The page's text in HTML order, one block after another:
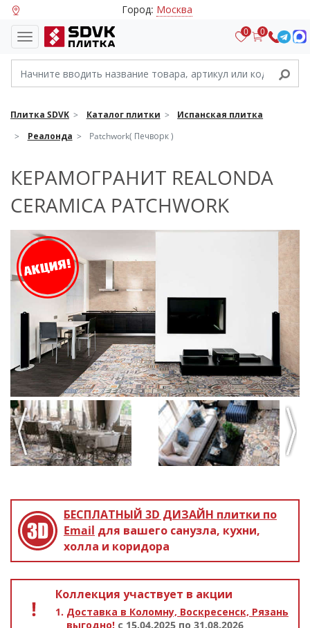
Город: Москва
0 0
Плитка SDVK Каталог плитки
Испанская плитка
Реалонда
Patchwork( Печворк )
КЕРАМОГРАНИТ REALONDA
CERAMICA PATCHWORK
Previous Next
БЕСПЛАТНЫЙ 3D ДИЗАЙН плитки по
Email для вашего санузла, кухни,
холла и коридора
Коллекция участвует в акции
Доставка в Коломну, Воскресенск, Рязань
выгодно! с 15.04.2025 по 31.08.2026